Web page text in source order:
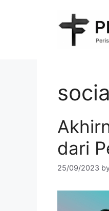
dari
25/09/2023